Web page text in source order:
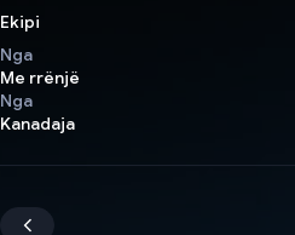
Ekipi
Nga
Me rrënjë
Nga
Kanadaja